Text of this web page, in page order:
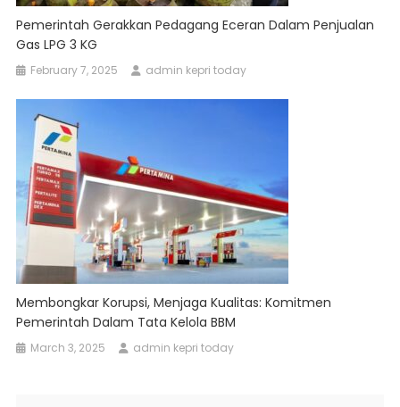
Pemerintah Gerakkan Pedagang Eceran Dalam Penjualan
Gas LPG 3 KG
February 7, 2025 admin kepri today
Membongkar Korupsi, Menjaga Kualitas: Komitmen
Pemerintah Dalam Tata Kelola BBM
March 3, 2025 admin kepri today